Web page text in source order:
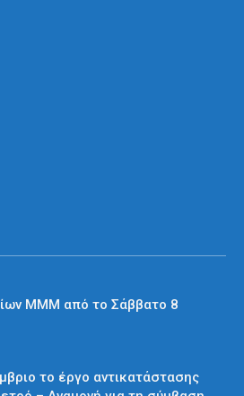
ΜΜΜ από το Σάββατο 8
το έργο αντικατάστασης